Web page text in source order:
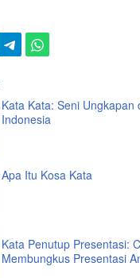
Kata Kata: Seni Ungkapan
Indonesia
Apa Itu Kosa Kata
Kata Penutup Presentasi:
Membungkus Presentasi